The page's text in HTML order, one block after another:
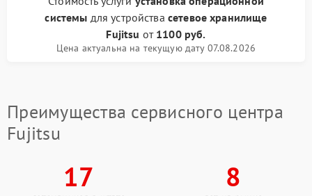
системы для устройства сетевое хранилище
Fujitsu от 1100 руб.
Цена актуальна на текущую дату 07.08.2026
Преимущества сервисного центра
Fujitsu
17 8